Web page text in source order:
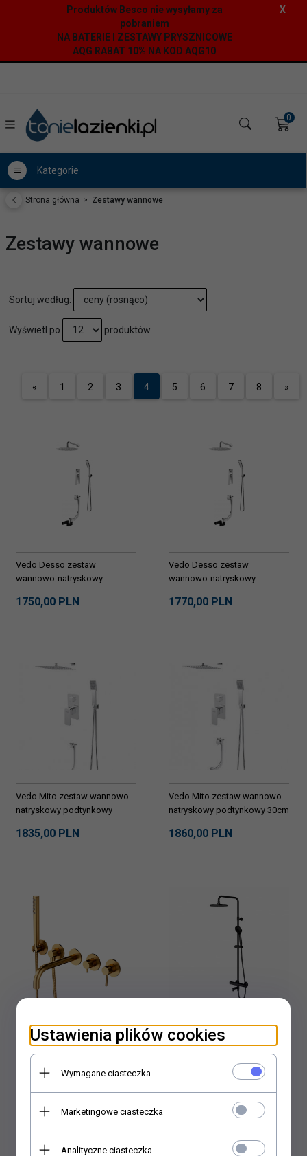
Produktów Besco nie wysyłamy za
pobraniem
NA BATERIE I ZESTAWY PRYSZNICOWE
AQG RABAT 10% NA KOD AQG10
X
0
Kategorie
Strona główna Zestawy wannowe
Zestawy wannowe
Sortuj według:
Wyświetl po pop produktów
« 1 2 3 4 5 6 7 8 »
Vedo Desso zestaw
wannowo-natryskowy
wannowym VBD4233/30/CH
1750,00 PLN
Vedo Desso zestaw
wannowo-natryskowy
wannowym VBD4232/30/CH
1770,00 PLN
Vedo Mito zestaw wannowo
natryskowy podtynkowy
DOSTAWA
1835,00 PLN
Vedo Mito zestaw wannowo
natryskowy podtynkowy 30cm
DOSTAWA
1860,00 PLN
Omnires Y bateria wannowa 5-
otworowa podtynkowa złoto
szczotkowane Y1237/1GLB
DARMOWA WYSYŁKA 24H
00
Omnires Y zestaw wannowo-
prysznicowy natynkowy
czarny Y1234ALBL WYSYŁKA
Ustawienia plików cookies
Wymagane ciasteczka
Marketingowe ciasteczka
Analityczne ciasteczka